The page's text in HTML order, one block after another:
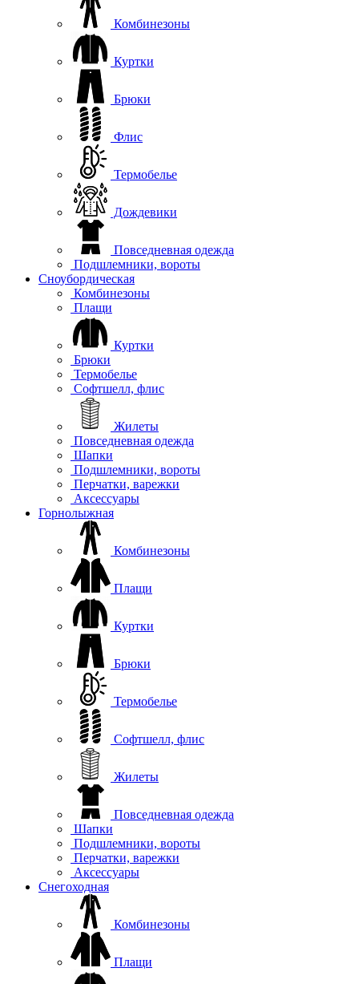
Комбинезоны
Куртки
Брюки
Флис
Термобелье
Дождевики
Повседневная одежда
Подшлемники, вороты
Сноубордическая
Комбинезоны
Плащи
Куртки
Брюки
Термобелье
Софтшелл, флис
Жилеты
Повседневная одежда
Шапки
Подшлемники, вороты
Перчатки, варежки
Аксессуары
Горнолыжная
Комбинезоны
Плащи
Куртки
Брюки
Термобелье
Софтшелл, флис
Жилеты
Повседневная одежда
Шапки
Подшлемники, вороты
Перчатки, варежки
Аксессуары
Снегоходная
Комбинезоны
Плащи